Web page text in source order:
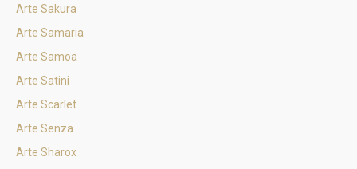
Arte Sakura
Arte Samaria
Arte Samoa
Arte Satini
Arte Scarlet
Arte Senza
Arte Sharox